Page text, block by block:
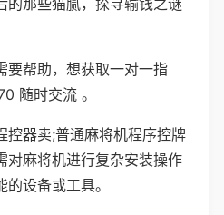
的那些猫腻，探寻输钱之谜
要帮助，想获取一对一指
随时交流 。
控器卖;普通麻将机程序控牌
对麻将机进行复杂安装操作
设备或工具。